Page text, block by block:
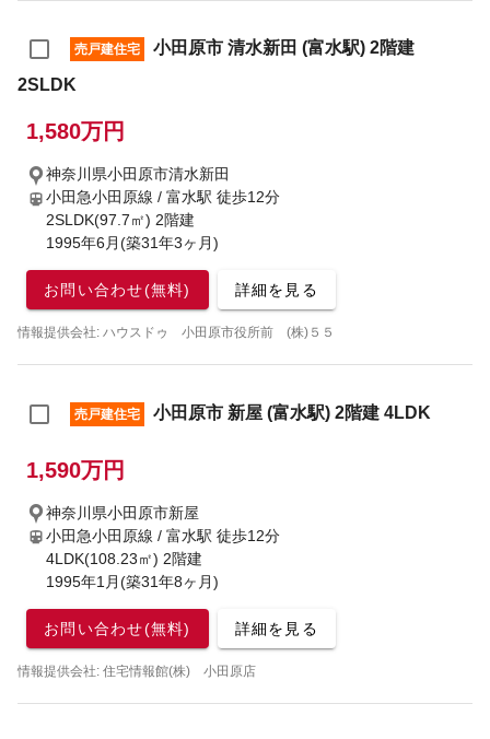
売戸建住宅
小田原市 清水新田 (富水駅) 2階建
2SLDK
1,580万円
神奈川県小田原市清水新田
小田急小田原線 / 富水駅 徒歩12分
2SLDK(97.7㎡) 2階建
1995年6月(築31年3ヶ月)
お問い合わせ(無料) 詳細を見る
情報提供会社: ハウスドゥ 小田原市役所前 (株)５５
売戸建住宅 小田原市 新屋 (富水駅) 2階建 4LDK
1,590万円
神奈川県小田原市新屋
小田急小田原線 / 富水駅 徒歩12分
4LDK(108.23㎡) 2階建
1995年1月(築31年8ヶ月)
お問い合わせ(無料) 詳細を見る
情報提供会社: 住宅情報館(株) 小田原店